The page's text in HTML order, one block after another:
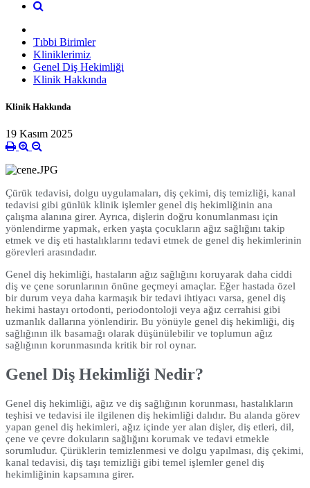
Tıbbi Birimler
Kliniklerimiz
Genel Diş Hekimliği
Klinik Hakkında
Klinik Hakkında
19 Kasım 2025
Çürük tedavisi, dolgu uygulamaları, diş çekimi, diş temizliği, kanal
tedavisi gibi günlük klinik işlemler genel diş hekimliğinin ana
çalışma alanına girer. Ayrıca, dişlerin doğru konumlanması için
yönlendirme yapmak, erken yaşta çocukların ağız sağlığını takip
etmek ve diş eti hastalıklarını tedavi etmek de genel diş hekimlerinin
görevleri arasındadır.
Genel diş hekimliği, hastaların ağız sağlığını koruyarak daha ciddi
diş ve çene sorunlarının önüne geçmeyi amaçlar. Eğer hastada özel
bir durum veya daha karmaşık bir tedavi ihtiyacı varsa, genel diş
hekimi hastayı ortodonti, periodontoloji veya ağız cerrahisi gibi
uzmanlık dallarına yönlendirir. Bu yönüyle genel diş hekimliği, diş
sağlığının ilk basamağı olarak düşünülebilir ve toplumun ağız
sağlığının korunmasında kritik bir rol oynar.
Genel Diş Hekimliği Nedir?
Genel diş hekimliği, ağız ve diş sağlığının korunması, hastalıkların
teşhisi ve tedavisi ile ilgilenen diş hekimliği dalıdır. Bu alanda görev
yapan genel diş hekimleri, ağız içinde yer alan dişler, diş etleri, dil,
çene ve çevre dokuların sağlığını korumak ve tedavi etmekle
sorumludur. Çürüklerin temizlenmesi ve dolgu yapılması, diş çekimi,
kanal tedavisi, diş taşı temizliği gibi temel işlemler genel diş
hekimliğinin kapsamına girer.